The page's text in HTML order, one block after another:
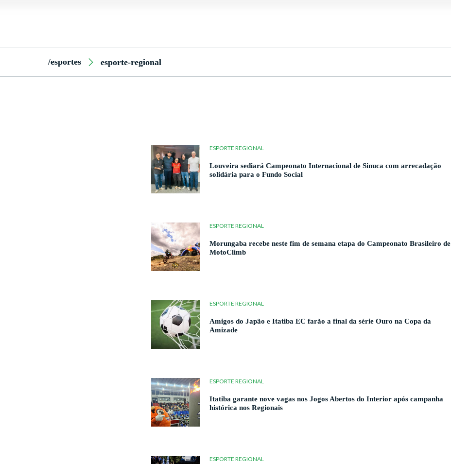
/esportes esporte-regional
ESPORTE REGIONAL
Louveira sediará Campeonato Internacional de Sinuca com arrecadação
solidária para o Fundo Social
ESPORTE REGIONAL
Morungaba recebe neste fim de semana etapa do Campeonato Brasileiro de
MotoClimb
ESPORTE REGIONAL
Amigos do Japão e Itatiba EC farão a final da série Ouro na Copa da
Amizade
ESPORTE REGIONAL
Itatiba garante nove vagas nos Jogos Abertos do Interior após campanha
histórica nos Regionais
ESPORTE REGIONAL